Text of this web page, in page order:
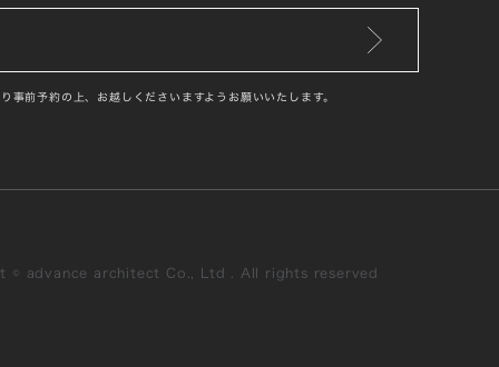
事前予約の上、お越しくださいますようお願いいたします。
© advance architect Co., Ltd . All rights reserved